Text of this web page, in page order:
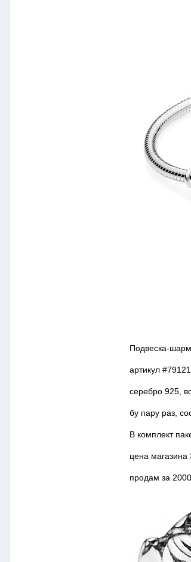
Подвеска-
артикул
серебро 925,
бу пару раз,
В комплект
цена магазина
продам за